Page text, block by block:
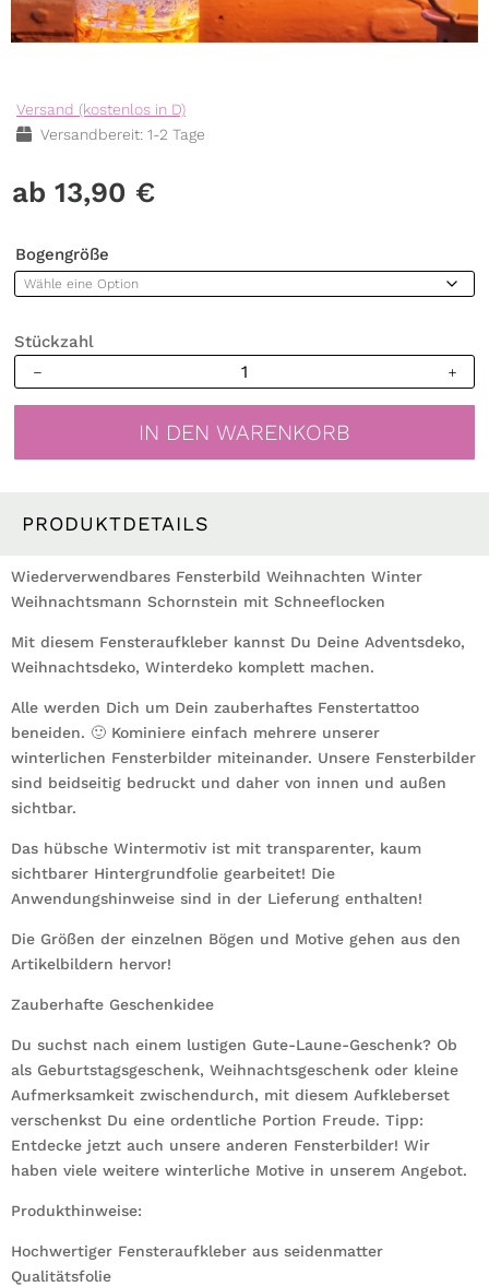
Versand (kostenlos in D)
Versandbereit: 1-2 Tage
13,90 €
Bogengröße
Stückzahl
Weihnachten
Weihnachtsmann
Schneeflocken
wiederverwendbar
Menge
IN DEN WARENKORB
PRODUKTDETAILS
Wiederverwendbares Fensterbild Weihnachten Winter
Weihnachtsmann Schornstein mit Schneeflocken
Mit diesem Fensteraufkleber kannst Du Deine Adventsdeko,
Weihnachtsdeko, Winterdeko komplett machen.
Alle werden Dich um Dein zauberhaftes Fenstertattoo
beneiden. 🙂 Kominiere einfach mehrere unserer
winterlichen Fensterbilder miteinander. Unsere Fensterbilder
sind beidseitig bedruckt und daher von innen und außen
sichtbar.
Das hübsche Wintermotiv ist mit transparenter, kaum
sichtbarer Hintergrundfolie gearbeitet! Die
Anwendungshinweise sind in der Lieferung enthalten!
Die Größen der einzelnen Bögen und Motive gehen aus den
Artikelbildern hervor!
Zauberhafte Geschenkidee
Du suchst nach einem lustigen Gute-Laune-Geschenk? Ob
als Geburtstagsgeschenk, Weihnachtsgeschenk oder kleine
Aufmerksamkeit zwischendurch, mit diesem Aufkleberset
verschenkst Du eine ordentliche Portion Freude. Tipp:
Entdecke jetzt auch unsere anderen Fensterbilder! Wir
haben viele weitere winterliche Motive in unserem Angebot.
Produkthinweise:
Hochwertiger Fensteraufkleber aus seidenmatter
Qualitätsfolie